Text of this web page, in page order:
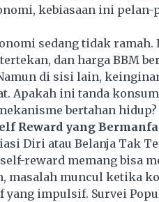
kebiasaan ini pelan-
sedang tidak
dan harga BBM
di sisi lain,
Apakah ini tanda
bertahan hidup?
Reward yang
Diri atau Belanja Tak
reward memang bisa
masalah muncul ketika
impulsif. Survei